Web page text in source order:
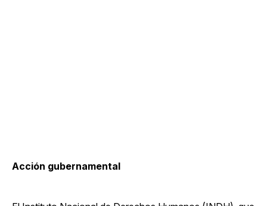
Acción gubernamental